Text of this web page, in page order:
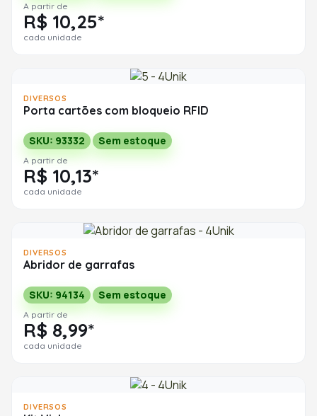
A partir de
R$ 10,25*
cada unidade
DIVERSOS
Porta cartões com bloqueio RFID
SKU: 93332 Sem estoque
A partir de
R$ 10,13*
cada unidade
DIVERSOS
Abridor de garrafas
SKU: 94134 Sem estoque
A partir de
R$ 8,99*
cada unidade
DIVERSOS